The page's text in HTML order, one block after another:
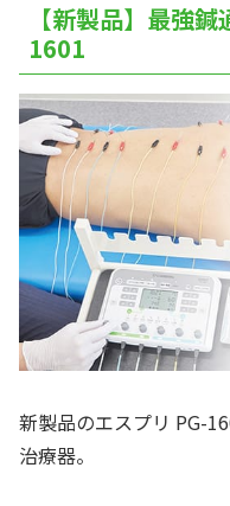
【新製品】最強
1601
新製品のエスプリ PG-
治療器。